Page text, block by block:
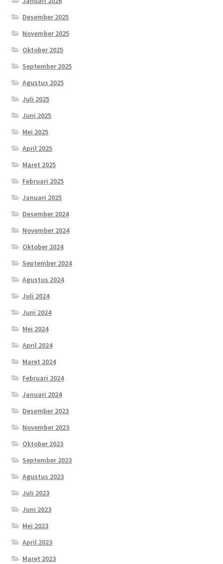
Desember 2025
November 2025
Oktober 2025
September 2025
Agustus 2025
Juli 2025
Juni 2025
Mei 2025
April 2025
Maret 2025
Februari 2025
Januari 2025
Desember 2024
November 2024
Oktober 2024
September 2024
Agustus 2024
Juli 2024
Juni 2024
Mei 2024
April 2024
Maret 2024
Februari 2024
Januari 2024
Desember 2023
November 2023
Oktober 2023
September 2023
Agustus 2023
Juli 2023
Juni 2023
Mei 2023
April 2023
Maret 2023